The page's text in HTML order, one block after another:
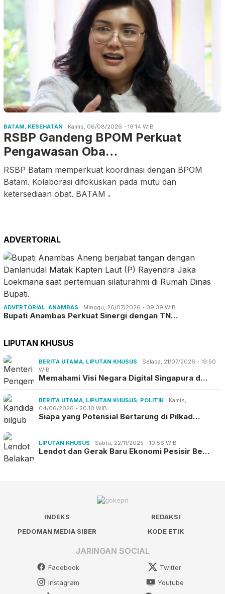
BATAM, KESEHATAN Kamis, 06/08/2026 - 19:14 WIB
RSBP Gandeng BPOM Perkuat
Pengawasan Oba…
RSBP Batam memperkuat koordinasi dengan BPOM
Batam. Kolaborasi difokuskan pada mutu dan
ketersediaan obat. BATAM .
ADVERTORIAL
ADVERTORIAL, ANAMBAS Minggu, 26/07/2026 - 09:39 WIB
Bupati Anambas Perkuat Sinergi dengan TN…
LIPUTAN KHUSUS
BERITA UTAMA, LIPUTAN KHUSUS
Selasa, 21/07/2026 - 19:50
WIB
Memahami Visi Negara Digital Singapura d…
BERITA UTAMA, LIPUTAN KHUSUS, POLITIK
Kamis,
04/06/2026 - 20:10 WIB
Siapa yang Potensial Bertarung di Pilkad…
LIPUTAN KHUSUS Sabtu, 22/11/2025 - 10:56 WIB
Lendot dan Gerak Baru Ekonomi Pesisir Be…
INDEKS
REDAKSI
PEDOMAN MEDIA SIBER
KODE ETIK
JARINGAN SOCIAL
Facebook
Twitter
Instagram
Youtube